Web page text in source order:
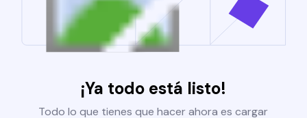
¡Ya todo está listo!
Todo lo que tienes que hacer ahora es cargar